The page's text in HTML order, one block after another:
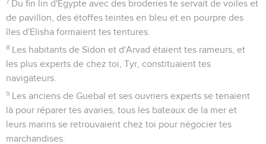
Du fin lin d'Egypte avec des broderies te servait de voiles et
de pavillon, des étoffes teintes en bleu et en pourpre des
îles d'Elisha formaient tes tentures.
8 Les habitants de Sidon et d'Arvad étaient tes rameurs, et
les plus experts de chez toi, Tyr, constituaient tes
navigateurs.
9 Les anciens de Guebal et ses ouvriers experts se tenaient
là pour réparer tes avaries, tous les bateaux de la mer et
leurs marins se retrouvaient chez toi pour négocier tes
marchandises.